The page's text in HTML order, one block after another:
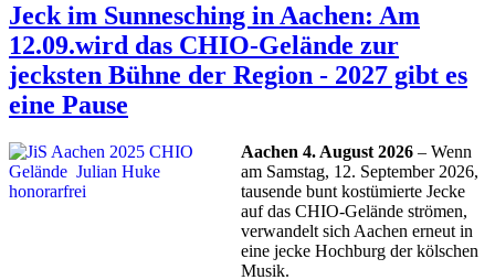
Jeck im Sunnesching in Aachen: Am
12.09.wird das CHIO-Gelände zur
jecksten Bühne der Region - 2027 gibt es
eine Pause
Aachen 4. August 2026 – Wenn
am Samstag, 12. September 2026,
tausende bunt kostümierte Jecke
auf das CHIO-Gelände strömen,
verwandelt sich Aachen erneut in
eine jecke Hochburg der kölschen
Musik.